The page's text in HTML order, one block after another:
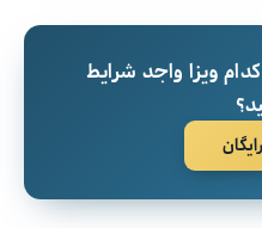
ویزا واجد شرایط